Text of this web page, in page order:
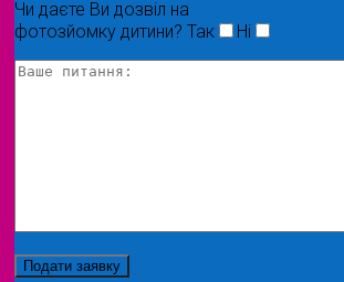
Чи даєте Ви дозвіл на
фотозйомку дитини? Так Ні